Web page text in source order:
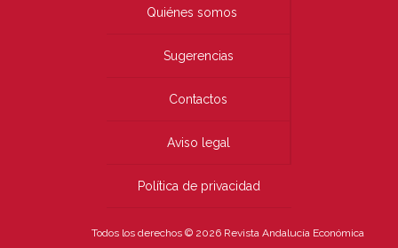
Quiénes somos
Sugerencias
Contactos
Aviso legal
Política de privacidad
Todos los derechos © 2026 Revista Andalucía Económica